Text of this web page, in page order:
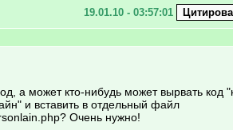
19.01.10 - 03:57:01
а может кто-нибудь может вырвать код
и вставить в отдельный файл
Очень нужно!